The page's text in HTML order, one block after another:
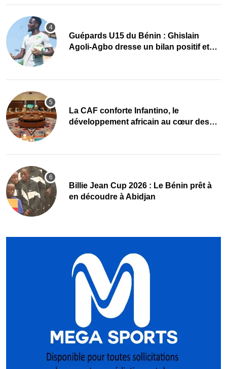
Guépards U15 du Bénin : Ghislain
Agoli-Agbo dresse un bilan positif et
La CAF conforte Infantino, le
développement africain au cœur des
Billie Jean Cup 2026 : Le Bénin prêt à
en découdre à Abidjan